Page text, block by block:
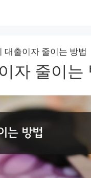
대출이자 줄이는 방법
자 줄이는